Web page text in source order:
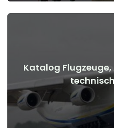
Katalog
Flugzeuge, Autos,
Details